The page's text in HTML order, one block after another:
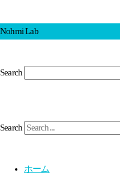
Nohmi Lab
Search
Search
ホーム